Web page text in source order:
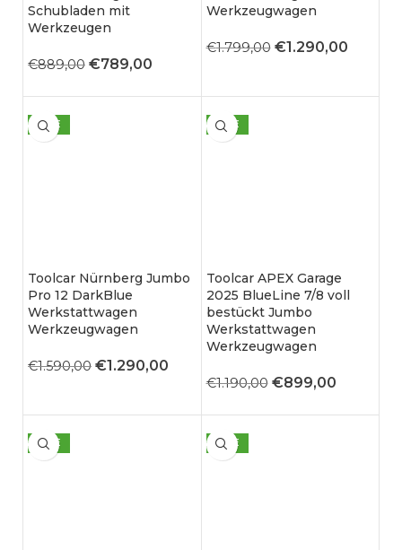
Schubladen mit
Werkzeugen
€889,00 €789,00
Werkzeugwagen
€1.799,00 €1.290,00
SALE
Toolcar Nürnberg Jumbo
Pro 12 DarkBlue
Werkstattwagen
Werkzeugwagen
€1.590,00 €1.290,00
SALE
Toolcar APEX Garage
2025 BlueLine 7/8 voll
bestückt Jumbo
Werkstattwagen
Werkzeugwagen
€1.190,00 €899,00
SALE SALE